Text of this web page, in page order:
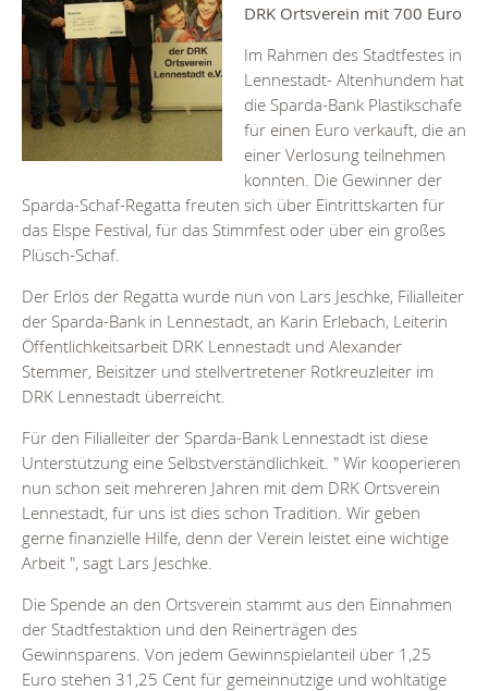
DRK Ortsverein mit 700 Euro
Im Rahmen des Stadtfestes in
Lennestadt- Altenhundem hat
die Sparda-Bank Plastikschafe
für einen Euro verkauft, die an
einer Verlosung teilnehmen
konnten. Die Gewinner der
Sparda-Schaf-Regatta freuten sich über Eintrittskarten für
das Elspe Festival, für das Stimmfest oder über ein großes
Plüsch-Schaf.
Der Erlös der Regatta wurde nun von Lars Jeschke, Filialleiter
der Sparda-Bank in Lennestadt, an Karin Erlebach, Leiterin
Öffentlichkeitsarbeit DRK Lennestadt und Alexander
Stemmer, Beisitzer und stellvertretener Rotkreuzleiter im
DRK Lennestadt überreicht.
Für den Filialleiter der Sparda-Bank Lennestadt ist diese
Unterstützung eine Selbstverständlichkeit. " Wir kooperieren
nun schon seit mehreren Jahren mit dem DRK Ortsverein
Lennestadt, für uns ist dies schon Tradition. Wir geben
gerne finanzielle Hilfe, denn der Verein leistet eine wichtige
Arbeit ", sagt Lars Jeschke.
Die Spende an den Ortsverein stammt aus den Einnahmen
der Stadtfestaktion und den Reinerträgen des
Gewinnsparens. Von jedem Gewinnspielanteil über 1,25
Euro stehen 31,25 Cent für gemeinnützige und wohltätige